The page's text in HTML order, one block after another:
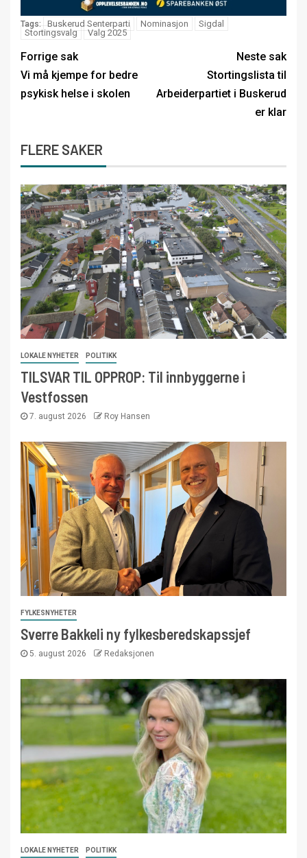
Tags: Buskerud Senterparti Nominasjon
Sigdal
Stortingsvalg
Valg 2025
Forrige sak
Vi må kjempe for bedre
psykisk helse i skolen
Neste sak
Stortingslista til
Arbeiderpartiet i Buskerud
er klar
FLERE SAKER
LOKALE NYHETER POLITIKK
TILSVAR TIL OPPROP: Til innbyggerne i
Vestfossen
7. august 2026 Roy Hansen
FYLKESNYHETER
Sverre Bakkeli ny fylkesberedskapssjef
5. august 2026 Redaksjonen
LOKALE NYHETER POLITIKK